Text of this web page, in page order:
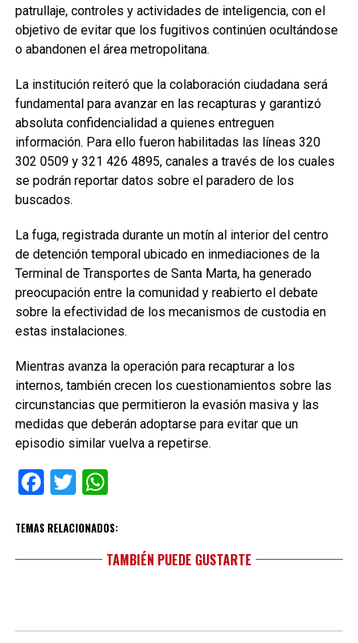
patrullaje, controles y actividades de inteligencia, con el
objetivo de evitar que los fugitivos continúen ocultándose
o abandonen el área metropolitana.
La institución reiteró que la colaboración ciudadana será
fundamental para avanzar en las recapturas y garantizó
absoluta confidencialidad a quienes entreguen
información. Para ello fueron habilitadas las líneas 320
302 0509 y 321 426 4895, canales a través de los cuales
se podrán reportar datos sobre el paradero de los
buscados.
La fuga, registrada durante un motín al interior del centro
de detención temporal ubicado en inmediaciones de la
Terminal de Transportes de Santa Marta, ha generado
preocupación entre la comunidad y reabierto el debate
sobre la efectividad de los mecanismos de custodia en
estas instalaciones.
Mientras avanza la operación para recapturar a los
internos, también crecen los cuestionamientos sobre las
circunstancias que permitieron la evasión masiva y las
medidas que deberán adoptarse para evitar que un
episodio similar vuelva a repetirse.
Facebook
TwitterWhatsApp
TEMAS RELACIONADOS:
TAMBIÉN PUEDE GUSTARTE